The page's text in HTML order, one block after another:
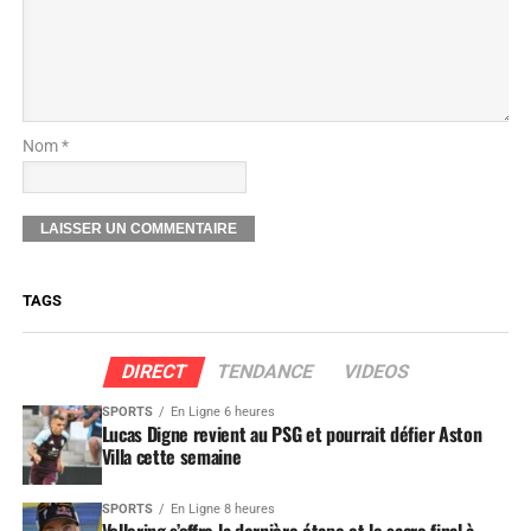
Nom *
TAGS
DIRECT TENDANCE VIDEOS
SPORTS En Ligne 6 heures
Lucas Digne revient au PSG et pourrait défier Aston
Villa cette semaine
SPORTS En Ligne 8 heures